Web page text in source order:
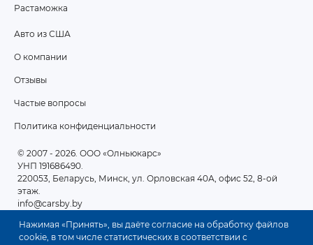
Нажимая «Принять», вы даёте согласие на обработку файлов
cookie, в том числе статистических в соответствии с
Растаможка
2
Авто из США
О компании
Отзывы
Частые вопросы
Политика конфиденциальности
© 2007 - 2026 . ООО «Олньюкарс»
УНП 191686490.
220053, Беларусь, Минск, ул. Орловская 40А, офис 52, 8-ой
этаж.
info@carsby.by